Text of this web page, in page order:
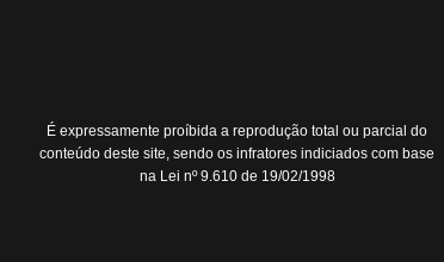
É expressamente proíbida a reprodução total ou parcial do
conteúdo deste site, sendo os infratores indiciados com base
na Lei nº 9.610 de 19/02/1998